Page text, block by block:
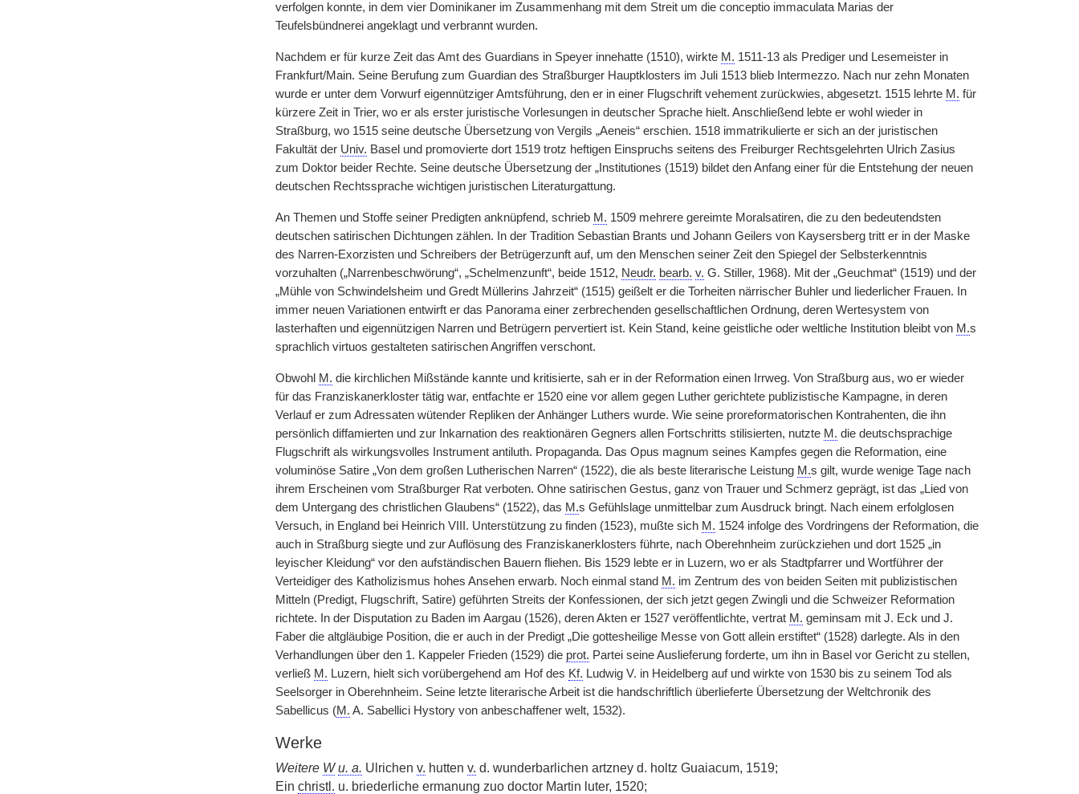
verfolgen konnte, in dem vier Dominikaner im Zusammenhang mit dem Streit um die conceptio immaculata Marias der
Teufelsbündnerei angeklagt und verbrannt wurden.
Nachdem er für kurze Zeit das Amt des Guardians in Speyer innehatte (1510), wirkte M. 1511-13 als Prediger und Lesemeister in
Frankfurt/Main. Seine Berufung zum Guardian des Straßburger Hauptklosters im Juli 1513 blieb Intermezzo. Nach nur zehn Monaten
wurde er unter dem Vorwurf eigennütziger Amtsführung, den er in einer Flugschrift vehement zurückwies, abgesetzt. 1515 lehrte M. für
kürzere Zeit in Trier, wo er als erster juristische Vorlesungen in deutscher Sprache hielt. Anschließend lebte er wohl wieder in
Straßburg, wo 1515 seine deutsche Übersetzung von Vergils „Aeneis“ erschien. 1518 immatrikulierte er sich an der juristischen
Fakultät der Univ. Basel und promovierte dort 1519 trotz heftigen Einspruchs seitens des Freiburger Rechtsgelehrten Ulrich Zasius
zum Doktor beider Rechte. Seine deutsche Übersetzung der „Institutiones (1519) bildet den Anfang einer für die Entstehung der neuen
deutschen Rechtssprache wichtigen juristischen Literaturgattung.
An Themen und Stoffe seiner Predigten anknüpfend, schrieb M. 1509 mehrere gereimte Moralsatiren, die zu den bedeutendsten
deutschen satirischen Dichtungen zählen. In der Tradition Sebastian Brants und Johann Geilers von Kaysersberg tritt er in der Maske
des Narren-Exorzisten und Schreibers der Betrügerzunft auf, um den Menschen seiner Zeit den Spiegel der Selbsterkenntnis
vorzuhalten („Narrenbeschwörung“, „Schelmenzunft“, beide 1512, Neudr. bearb. v. G. Stiller, 1968). Mit der „Geuchmat“ (1519) und der
„Mühle von Schwindelsheim und Gredt Müllerins Jahrzeit“ (1515) geißelt er die Torheiten närrischer Buhler und liederlicher Frauen. In
immer neuen Variationen entwirft er das Panorama einer zerbrechenden gesellschaftlichen Ordnung, deren Wertesystem von
lasterhaften und eigennützigen Narren und Betrügern pervertiert ist. Kein Stand, keine geistliche oder weltliche Institution bleibt von M.s
sprachlich virtuos gestalteten satirischen Angriffen verschont.
Obwohl M. die kirchlichen Mißstände kannte und kritisierte, sah er in der Reformation einen Irrweg. Von Straßburg aus, wo er wieder
für das Franziskanerkloster tätig war, entfachte er 1520 eine vor allem gegen Luther gerichtete publizistische Kampagne, in deren
Verlauf er zum Adressaten wütender Repliken der Anhänger Luthers wurde. Wie seine proreformatorischen Kontrahenten, die ihn
persönlich diffamierten und zur Inkarnation des reaktionären Gegners allen Fortschritts stilisierten, nutzte M. die deutschsprachige
Flugschrift als wirkungsvolles Instrument antiluth. Propaganda. Das Opus magnum seines Kampfes gegen die Reformation, eine
voluminöse Satire „Von dem großen Lutherischen Narren“ (1522), die als beste literarische Leistung M.s gilt, wurde wenige Tage nach
ihrem Erscheinen vom Straßburger Rat verboten. Ohne satirischen Gestus, ganz von Trauer und Schmerz geprägt, ist das „Lied von
dem Untergang des christlichen Glaubens“ (1522), das M.s Gefühlslage unmittelbar zum Ausdruck bringt. Nach einem erfolglosen
Versuch, in England bei Heinrich VIII. Unterstützung zu finden (1523), mußte sich M. 1524 infolge des Vordringens der Reformation, die
auch in Straßburg siegte und zur Auflösung des Franziskanerklosters führte, nach Oberehnheim zurückziehen und dort 1525 „in
leyischer Kleidung“ vor den aufständischen Bauern fliehen. Bis 1529 lebte er in Luzern, wo er als Stadtpfarrer und Wortführer der
Verteidiger des Katholizismus hohes Ansehen erwarb. Noch einmal stand M. im Zentrum des von beiden Seiten mit publizistischen
Mitteln (Predigt, Flugschrift, Satire) geführten Streits der Konfessionen, der sich jetzt gegen Zwingli und die Schweizer Reformation
richtete. In der Disputation zu Baden im Aargau (1526), deren Akten er 1527 veröffentlichte, vertrat M. geminsam mit J. Eck und J.
Faber die altgläubige Position, die er auch in der Predigt „Die gottesheilige Messe von Gott allein erstiftet“ (1528) darlegte. Als in den
Verhandlungen über den 1. Kappeler Frieden (1529) die prot. Partei seine Auslieferung forderte, um ihn in Basel vor Gericht zu stellen,
verließ M. Luzern, hielt sich vorübergehend am Hof des Kf. Ludwig V. in Heidelberg auf und wirkte von 1530 bis zu seinem Tod als
Seelsorger in Oberehnheim. Seine letzte literarische Arbeit ist die handschriftlich überlieferte Übersetzung der Weltchronik des
Sabellicus (M. A. Sabellici Hystory von anbeschaffener welt, 1532).
Werke
Weitere W u. a. Ulrichen v. hutten v. d. wunderbarlichen artzney d. holtz Guaiacum, 1519;
Ein christl. u. briederliche ermanung zuo doctor Martin luter, 1520;